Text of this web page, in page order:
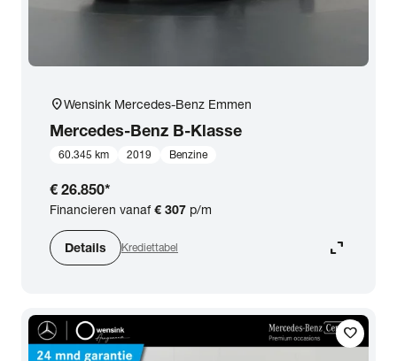
location_onWensink Mercedes-Benz Emmen
Mercedes-Benz B-Klasse
60.345 km 2019 Benzine
€ 26.850*
Financieren vanaf€ 307 p/m
Details Krediettabel expand_content
favorite